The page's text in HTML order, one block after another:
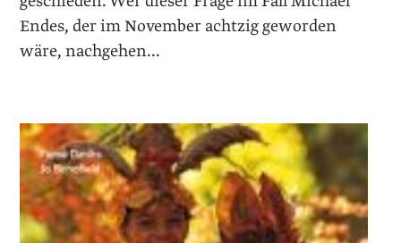
Endes, der im November achtzig geworden
wäre, nachgehen...